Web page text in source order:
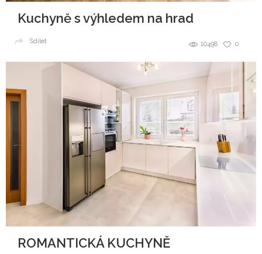
Kuchyně s výhledem na hrad
0
10498
Sdílet
ROMANTICKÁ KUCHYNĚ